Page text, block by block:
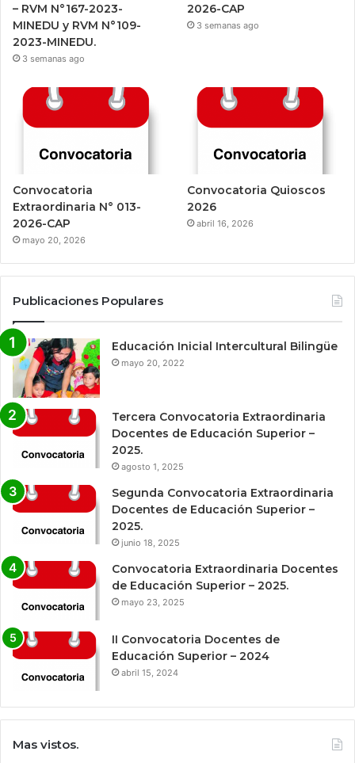
– RVM N°167-2023-
MINEDU y RVM N°109-
2023-MINEDU.
3 semanas ago
2026-CAP
3 semanas ago
Convocatoria
Extraordinaria N° 013-
2026-CAP
mayo 20, 2026
Convocatoria Quioscos
2026
abril 16, 2026
Publicaciones Populares
Educación Inicial Intercultural Bilingüe
mayo 20, 2022
Tercera Convocatoria Extraordinaria
Docentes de Educación Superior –
2025.
agosto 1, 2025
Segunda Convocatoria Extraordinaria
Docentes de Educación Superior –
2025.
junio 18, 2025
Convocatoria Extraordinaria Docentes
de Educación Superior – 2025.
mayo 23, 2025
II Convocatoria Docentes de
Educación Superior – 2024
abril 15, 2024
Mas vistos.